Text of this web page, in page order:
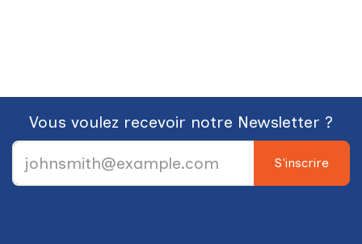
Vous voulez recevoir notre Newsletter ?
S'inscrire